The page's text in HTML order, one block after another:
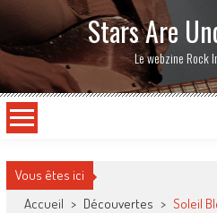
Stars Are
Le webzine Rock
Vous êtes ici
Accueil > Découvertes > Soleil